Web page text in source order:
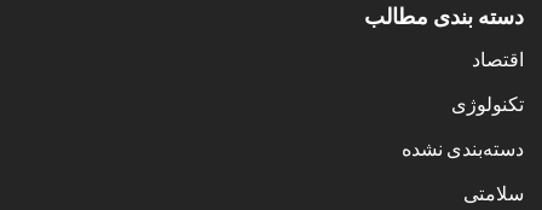
دسته بندی مطالب
اقتصاد
تکنولوژی
دسته‌بندی نشده
سلامتی